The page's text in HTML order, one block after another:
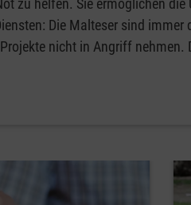
zu helfen. Sie ermöglichen
Die Malteser sind
nicht in Angriff nehmen.